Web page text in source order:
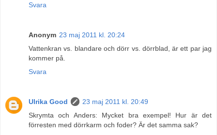
Svara
Anonym 23 maj 2011 kl. 20:24
Vattenkran vs. blandare och dörr vs. dörrblad, är ett par jag
kommer på.
Svara
Ulrika Good
23 maj 2011 kl. 20:49
Skrymta och Anders: Mycket bra exempel! Hur är det
förresten med dörrkarm och foder? Är det samma sak?